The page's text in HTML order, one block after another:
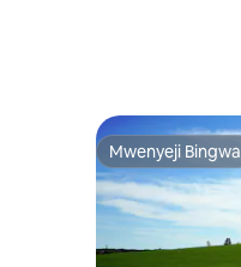
Mwenyeji Bingwa
Mwenyeji Bingwa